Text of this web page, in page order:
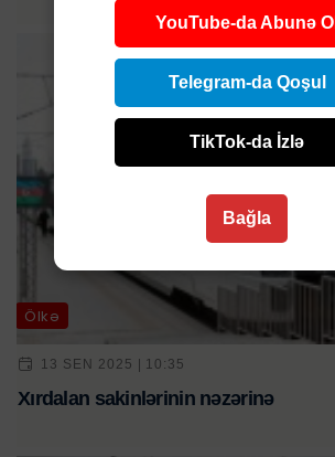
Ölkə
13 SEN 2025 | 10:35
Xırdalan sakinlərinin nəzərinə
YouTube-da Abunə Ol
Telegram-da Qoşul
TikTok-da İzlə
Bağla